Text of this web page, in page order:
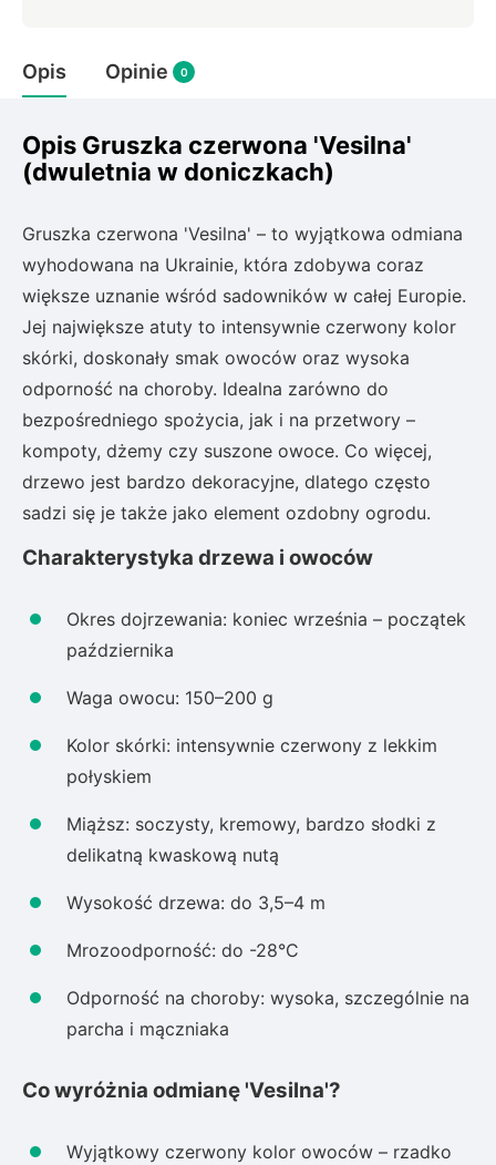
Liliowiec
Miskant
Turzyca (carex)
Pnącza
Glicynia (wisteria)
Wiciokrzew
Bluszcz
Ewodia (tetradium daniellii)
Opis Opinie 0
Opis Gruszka czerwona 'Vesilna'
(dwuletnia w doniczkach)
Gruszka czerwona 'Vesilna' – to wyjątkowa odmiana
wyhodowana na Ukrainie, która zdobywa coraz
większe uznanie wśród sadowników w całej Europie.
Jej największe atuty to intensywnie czerwony kolor
skórki, doskonały smak owoców oraz wysoka
odporność na choroby. Idealna zarówno do
bezpośredniego spożycia, jak i na przetwory –
kompoty, dżemy czy suszone owoce. Co więcej,
drzewo jest bardzo dekoracyjne, dlatego często
sadzi się je także jako element ozdobny ogrodu.
Charakterystyka drzewa i owoców
Okres dojrzewania: koniec września – początek
października
Waga owocu: 150–200 g
Kolor skórki: intensywnie czerwony z lekkim
połyskiem
Miąższ: soczysty, kremowy, bardzo słodki z
delikatną kwaskową nutą
Wysokość drzewa: do 3,5–4 m
Mrozoodporność: do -28°C
Odporność na choroby: wysoka, szczególnie na
parcha i mączniaka
Co wyróżnia odmianę 'Vesilna'?
Wyjątkowy czerwony kolor owoców – rzadko